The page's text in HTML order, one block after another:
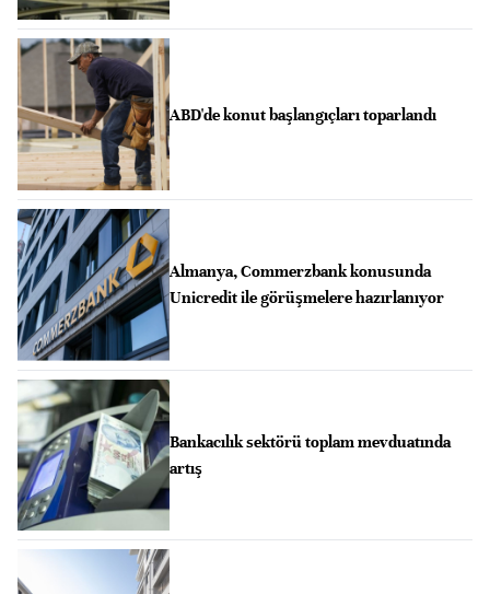
ABD'de konut başlangıçları toparlandı
Almanya, Commerzbank konusunda
Unicredit ile görüşmelere hazırlanıyor
Bankacılık sektörü toplam mevduatında
artış